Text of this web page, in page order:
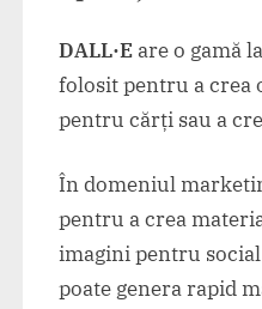
DALL·E are o gamă
folosit pentru a crea
pentru cărți sau a
În domeniul
pentru a crea
imagini pentru
poate genera rapid